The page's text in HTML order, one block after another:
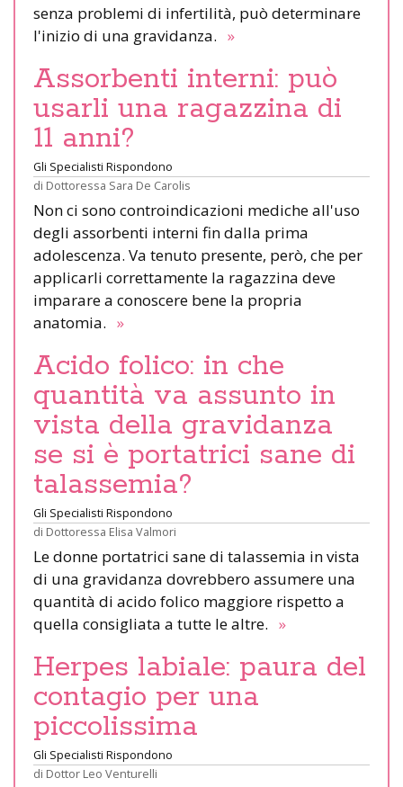
senza problemi di infertilità, può determinare
l'inizio di una gravidanza. »
Assorbenti interni: può
usarli una ragazzina di
11 anni?
Gli Specialisti Rispondono
di Dottoressa Sara De Carolis
Non ci sono controindicazioni mediche all'uso
degli assorbenti interni fin dalla prima
adolescenza. Va tenuto presente, però, che per
applicarli correttamente la ragazzina deve
imparare a conoscere bene la propria
anatomia. »
Acido folico: in che
quantità va assunto in
vista della gravidanza
se si è portatrici sane di
talassemia?
Gli Specialisti Rispondono
di Dottoressa Elisa Valmori
Le donne portatrici sane di talassemia in vista
di una gravidanza dovrebbero assumere una
quantità di acido folico maggiore rispetto a
quella consigliata a tutte le altre. »
Herpes labiale: paura del
contagio per una
piccolissima
Gli Specialisti Rispondono
di Dottor Leo Venturelli